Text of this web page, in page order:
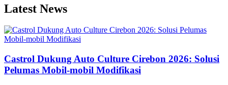
Latest News
Castrol Dukung Auto Culture Cirebon 2026: Solusi
Pelumas Mobil-mobil Modifikasi